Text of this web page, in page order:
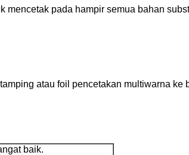
pada hampir semua bahan
atau foil pencetakan multiwarna
baik.